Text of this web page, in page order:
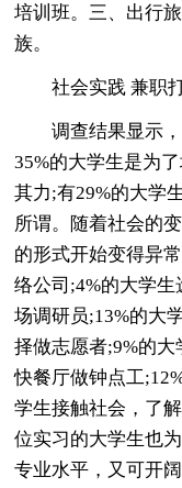
培训班。三、出行
族。
社会实践 兼职
调查结果显示
35%的大学生是为
其力;有29%的大学
所谓。随着社会的
的形式开始变得异
络公司;4%的大学
场调研员;13%的大
择做志愿者;9%的大
快餐厅做钟点工
学生接触社会，了
位实习的大学生也
专业水平，又可开